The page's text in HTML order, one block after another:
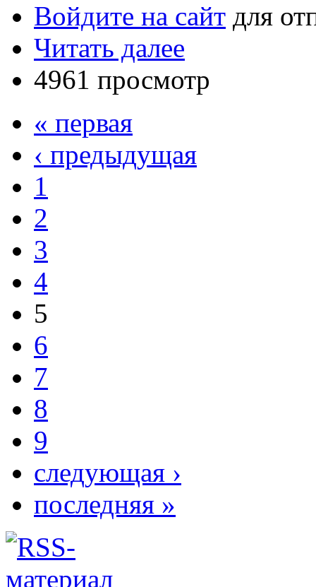
Войдите на сайт для
Читать далее
4961 просмотр
« первая
‹ предыдущая
1
2
3
4
5
6
7
8
9
следующая ›
последняя »